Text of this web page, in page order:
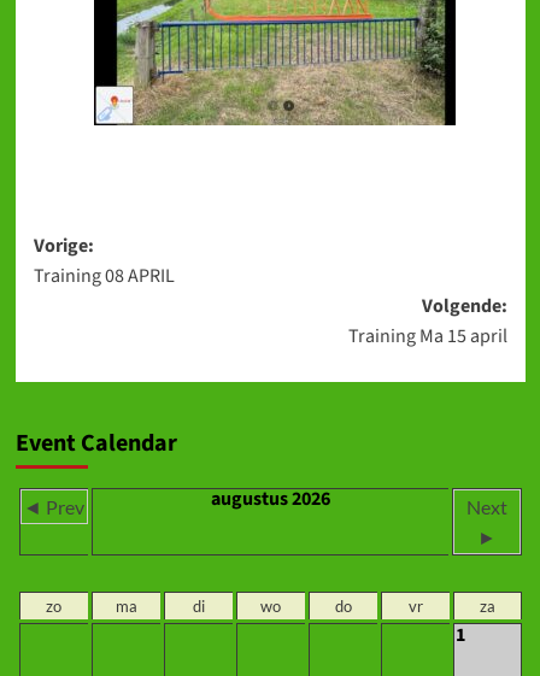
Bericht
navigatie
Vorige:
Training 08 APRIL
Volgende:
Training Ma 15 april
Event Calendar
◄ Prev augustus 2026
Next
►
zo ma di wo do vr za
1